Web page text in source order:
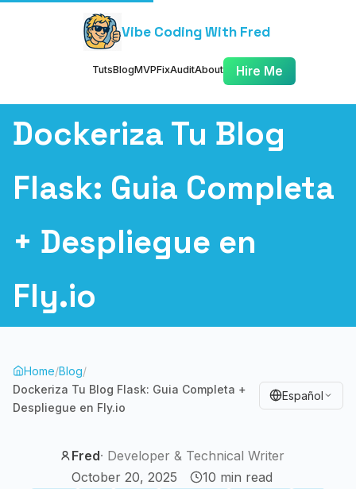
Vibe Coding With Fred
TutsBlogMVPFixAuditAbout Hire Me
Dockeriza Tu Blog
Flask: Guia Completa
+ Despliegue en
Fly.io
Home/Blog/
Dockeriza Tu Blog Flask: Guia Completa +
Despliegue en Fly.io
Español
Fred· Developer & Technical Writer
October 20, 2025
10 min read